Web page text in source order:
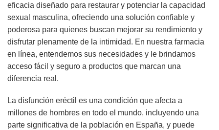
eficacia diseñado para restaurar y potenciar la capacidad
sexual masculina, ofreciendo una solución confiable y
poderosa para quienes buscan mejorar su rendimiento y
disfrutar plenamente de la intimidad. En nuestra farmacia
en línea, entendemos sus necesidades y le brindamos
acceso fácil y seguro a productos que marcan una
diferencia real.
La disfunción eréctil es una condición que afecta a
millones de hombres en todo el mundo, incluyendo una
parte significativa de la población en España, y puede